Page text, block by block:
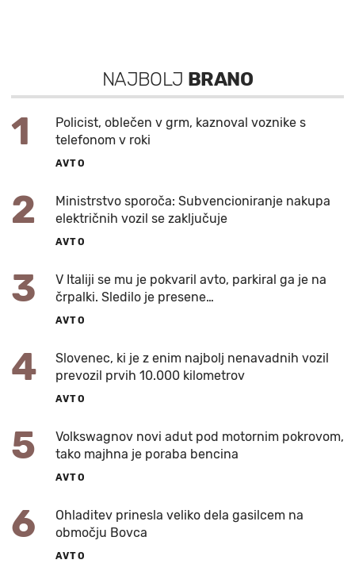
NAJBOLJ BRANO
1
Policist, oblečen v grm, kaznoval voznike s
telefonom v roki
AVTO
2
Ministrstvo sporoča: Subvencioniranje nakupa
električnih vozil se zaključuje
AVTO
3
V Italiji se mu je pokvaril avto, parkiral ga je na
črpalki. Sledilo je presene…
AVTO
4
Slovenec, ki je z enim najbolj nenavadnih vozil
prevozil prvih 10.000 kilometrov
AVTO
5
Volkswagnov novi adut pod motornim pokrovom,
tako majhna je poraba bencina
AVTO
6
Ohladitev prinesla veliko dela gasilcem na
območju Bovca
AVTO